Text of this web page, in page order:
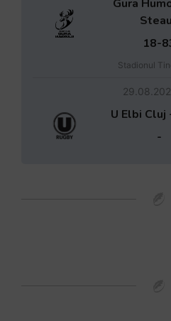
Gura
18-
Stadionul
U Elbi Cluj
-